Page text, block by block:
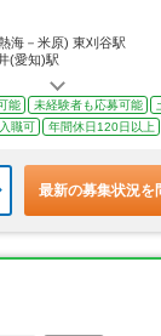
海－米原) 東刈谷駅
(愛知)駅
能 未経験者も応募可能
職可 年間休日120日以上
最新の募集状況を